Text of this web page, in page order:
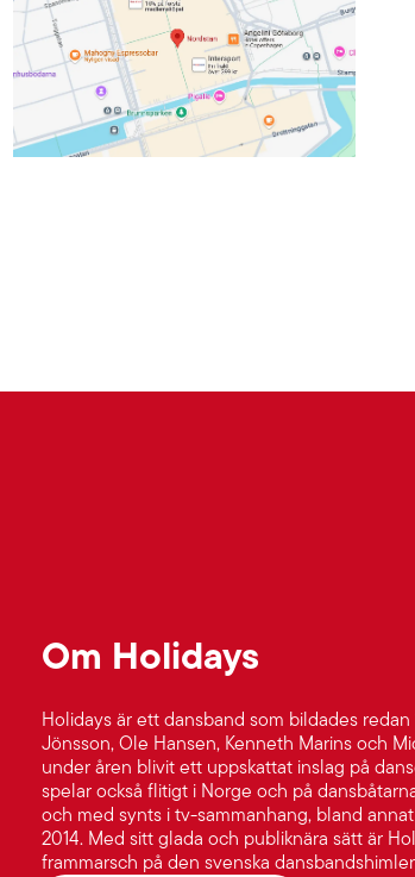
Om Holidays
Holidays är ett dansband som bildades
Jönsson, Ole Hansen, Kenneth Marins och
under åren blivit ett uppskattat inslag på
spelar också flitigt i Norge och på
och med synts i tv-sammanhang, bland
2014. Med sitt glada och publiknära sätt är
frammarsch på den svenska